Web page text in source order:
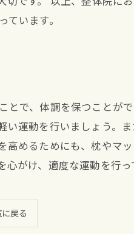
います。
で、体調を保つことが
運動を行いましょう。
めるためにも、枕やマ
がけ、適度な運動を行
戻る